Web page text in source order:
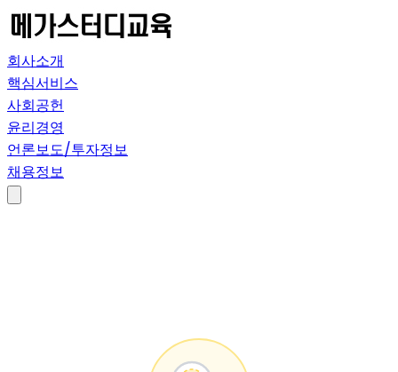
회사소개
핵심서비스
사회공헌
윤리경영
언론보도/투자정보
채용정보